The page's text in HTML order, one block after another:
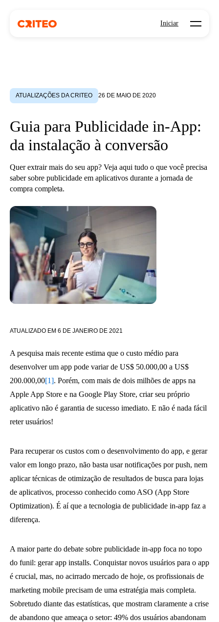
Iniciar Open
ATUALIZAÇÕES DA CRITEO 26 DE MAIO DE 2020
Guia para Publicidade in-App:
da instalação à conversão
Quer extrair mais do seu app? Veja aqui tudo o que você precisa
saber sobre publicidade em aplicativos durante a jornada de
compra completa.
ATUALIZADO EM 6 DE JANEIRO DE 2021
A pesquisa mais recente estima que o custo médio para
desenvolver um app pode variar de US$ 50.000,00 a US$
200.000,00[1]. Porém, com mais de dois milhões de apps na
Apple App Store e na Google Play Store, criar seu próprio
aplicativo não é garantia de sucesso imediato. E não é nada fácil
reter usuários!
Para recuperar os custos com o desenvolvimento do app, e gerar
valor em longo prazo, não basta usar notificações por push, nem
aplicar técnicas de otimização de resultados de busca para lojas
de aplicativos, processo conhecido como ASO (App Store
Optimization). É aí que a tecnologia de publicidade in-app faz a
diferença.
A maior parte do debate sobre publicidade in-app foca no topo
do funil: gerar app installs. Conquistar novos usuários para o app
é crucial, mas, no acirrado mercado de hoje, os profissionais de
marketing mobile precisam de uma estratégia mais completa.
Sobretudo diante das estatísticas, que mostram claramente a crise
de abandono que ameaça o setor: 49% dos usuários abandonam